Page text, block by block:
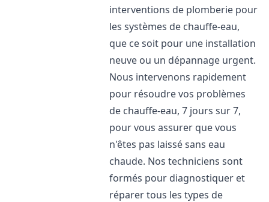
interventions de plomberie pour
les systèmes de chauffe-eau,
que ce soit pour une installation
neuve ou un dépannage urgent.
Nous intervenons rapidement
pour résoudre vos problèmes
de chauffe-eau, 7 jours sur 7,
pour vous assurer que vous
n'êtes pas laissé sans eau
chaude. Nos techniciens sont
formés pour diagnostiquer et
réparer tous les types de